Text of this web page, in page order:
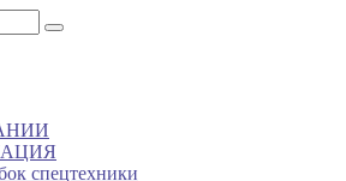
спецтехники